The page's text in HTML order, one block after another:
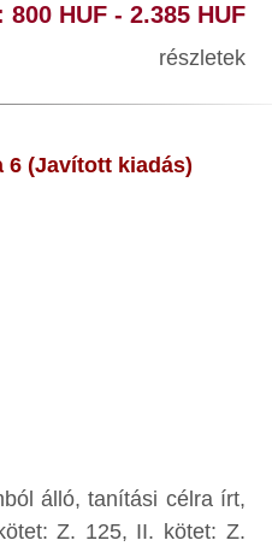
HUF - 2.385 HUF
részletek
6 (Javított kiadás)
álló, tanítási célra írt,
Z. 125, II. kötet: Z.